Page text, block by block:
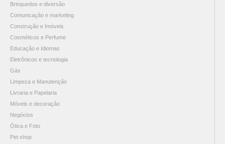
Brinquedos e diversão
Comunicação e marketing
Construção e Imóveis
Cosméticos e Perfume
Educação e Idiomas
Eletrônicos e tecnologia
Gás
Limpeza e Manutenção
Livraria e Papelaria
Móveis e decoração
Negócios
Ótica e Foto
Pet shop